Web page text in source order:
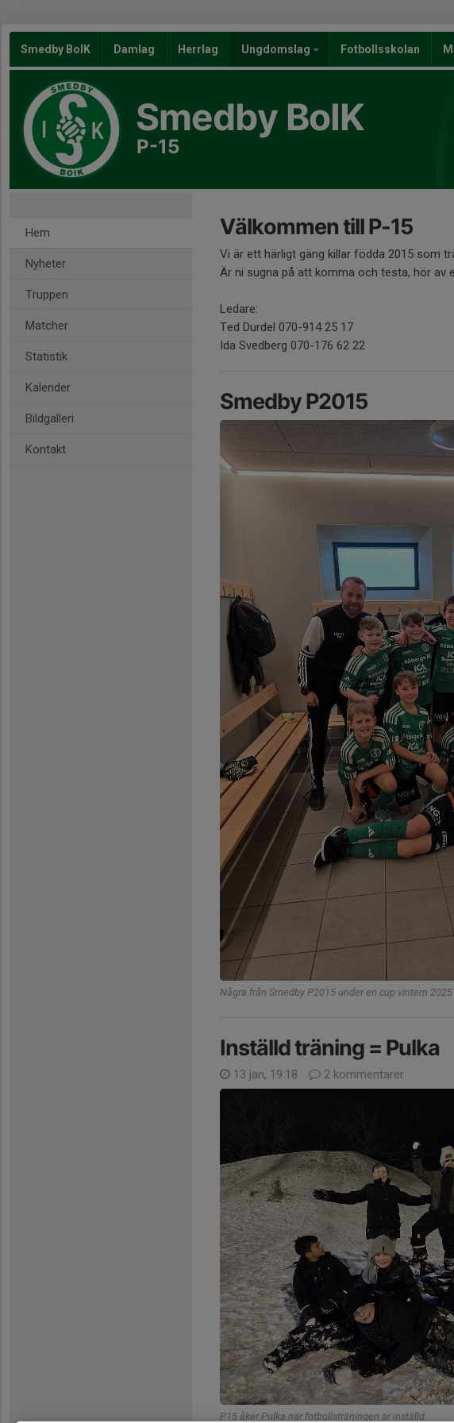
Smedby BoIK Damlag Herrlag Ungdomslag Fotbollsskolan
Smedby BoIK
P-15
Hem
Nyheter
Truppen
Matcher
Statistik
Kalender
Bildgalleri
Kontakt
Välkommen till P-15
Vi är ett härligt gäng killar födda 2015 som
Är ni sugna på att komma och testa, hör av
Ledare:
Ted Durdel 070-914 25 17
Ida Svedberg 070-176 62 22
Smedby P2015
Några från Smedby P2015 under en cup vintern 2025
Inställd träning = Pulka
13 jan, 19:18 2 kommentarer
P15 åker Pulka när fotbollsträningen är inställd